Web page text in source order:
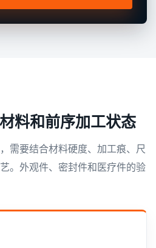
料和前序加工状态
需要结合材料硬度、加工痕、尺
。外观件、密封件和医疗件的验